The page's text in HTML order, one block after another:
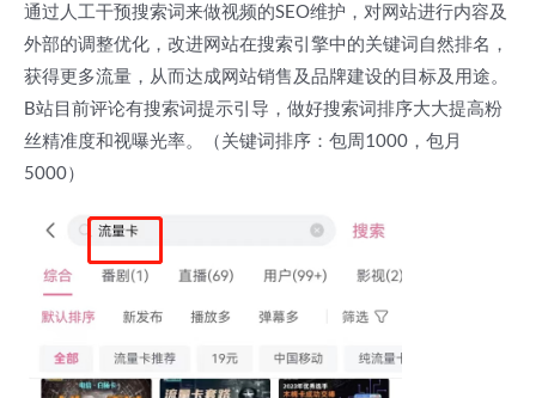
通过人工干预搜索词来做视频的SEO维护，对网站进行内容及
外部的调整优化，改进网站在搜索引擎中的关键词自然排名，
获得更多流量，从而达成网站销售及品牌建设的目标及用途。
B站目前评论有搜索词提示引导，做好搜索词排序大大提高粉
丝精准度和视曝光率。（关键词排序：包周1000，包月
5000）